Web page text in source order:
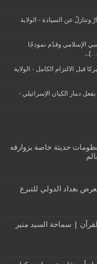
عن السيادة - الولاية
الإسلامي وقدّم نموذجًا
[…]...
قبل الالتزام الكامل - الولاية
دمار الكيان الإسرائيلي -
حديثة خاصة بزوارقه
بغداد الدولي للتبرع
القرآن | سماحة السيد منير